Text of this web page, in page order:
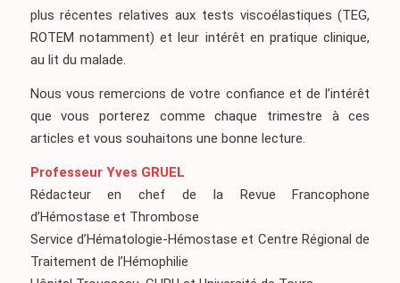
plus récentes relatives aux tests viscoélastiques (TEG,
ROTEM notamment) et leur intérêt en pratique clinique,
au lit du malade.
Nous vous remercions de votre confiance et de l’intérêt
que vous porterez comme chaque trimestre à ces
articles et vous souhaitons une bonne lecture.
Professeur Yves GRUEL
Rédacteur en chef de la Revue Francophone
d’Hémostase et Thrombose
Service d’Hématologie-Hémostase et Centre Régional de
Traitement de l’Hémophilie